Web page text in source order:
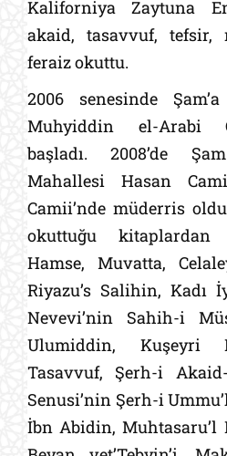
Kaliforniya Zaytuna
akaid, tasavvuf, tefsir,
feraiz okuttu.
2006 senesinde
Muhyiddin el-Arabi
başladı. 2008’de
Mahallesi Hasan
Camii’nde müderris
okuttuğu kitaplardan
Hamse, Muvatta,
Riyazu’s Salihin, Kadı
Nevevi’nin Sahih-i
Ulumiddin, Kuşeyri
Tasavvuf, Şerh-i
Senusi’nin Şerh-i
İbn Abidin, Muhtasaru’l